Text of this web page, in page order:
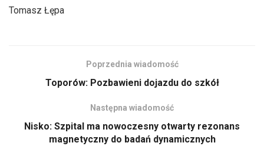
Tomasz Łępa
Poprzednia wiadomość
Toporów: Pozbawieni dojazdu do szkół
Następna wiadomość
Nisko: Szpital ma nowoczesny otwarty rezonans
magnetyczny do badań dynamicznych